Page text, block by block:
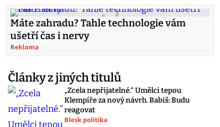
Máte zahradu? Tahle technologie vám
ušetří čas i nervy
Reklama
Články z jiných titulů
„Zcela nepřijatelné.“ Umělci tepou
Klempíře za nový návrh. Babiš: Budu
reagovat
Blesk politika